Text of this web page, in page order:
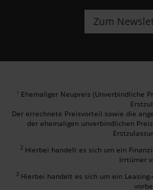
1 Ehemaliger Neupreis (Unverbindliche
Der errechnete Preisvorteil sowie die
der ehemaligen unverbindlichen
2 Hierbei handelt es sich um ein
Irrtümer
3 Hierbei handelt es sich um ein